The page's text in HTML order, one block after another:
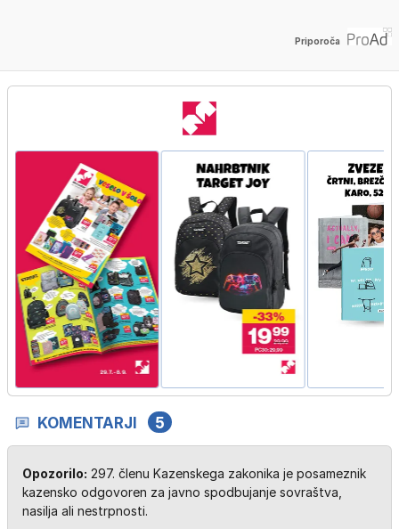
Priporoča
…
KOMENTARJI
5
Opozorilo: 297. členu Kazenskega zakonika je posameznik
kazensko odgovoren za javno spodbujanje sovraštva,
nasilja ali nestrpnosti.